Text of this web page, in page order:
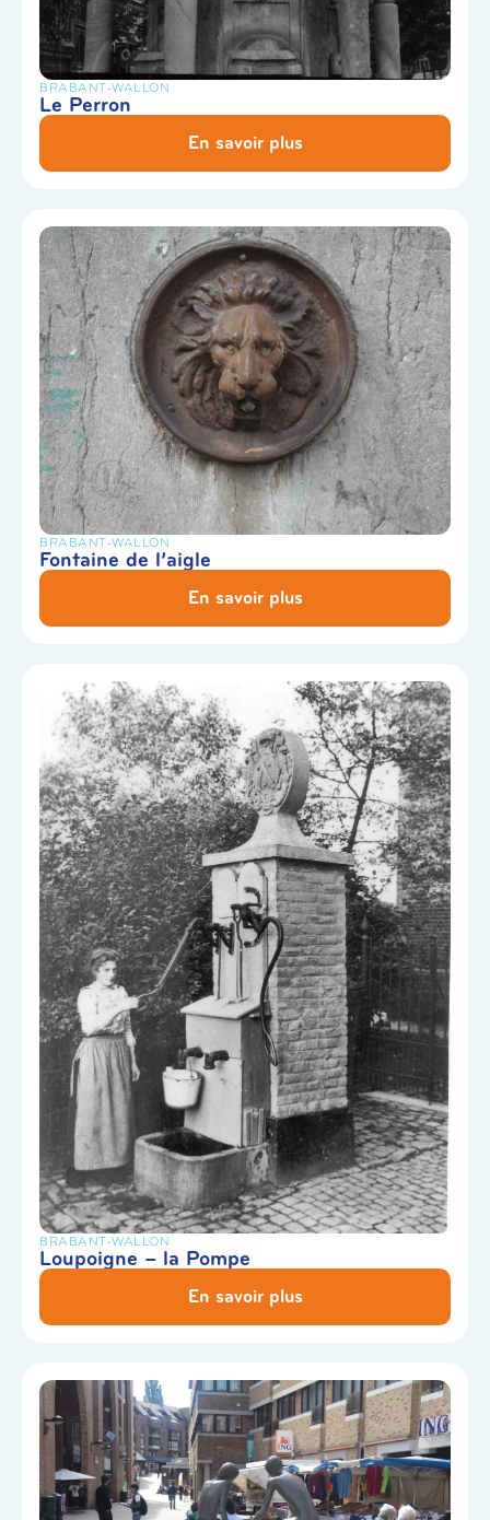
BRABANT-WALLON
Le Perron
En savoir plus
BRABANT-WALLON
Fontaine de l’aigle
En savoir plus
BRABANT-WALLON
Loupoigne – la Pompe
En savoir plus